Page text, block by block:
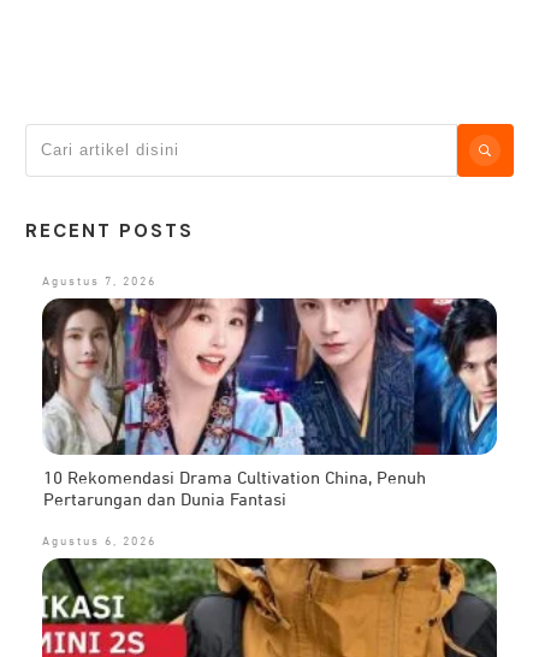
RECENT POSTS
Agustus 7, 2026
10 Rekomendasi Drama Cultivation China, Penuh
Pertarungan dan Dunia Fantasi
Agustus 6, 2026